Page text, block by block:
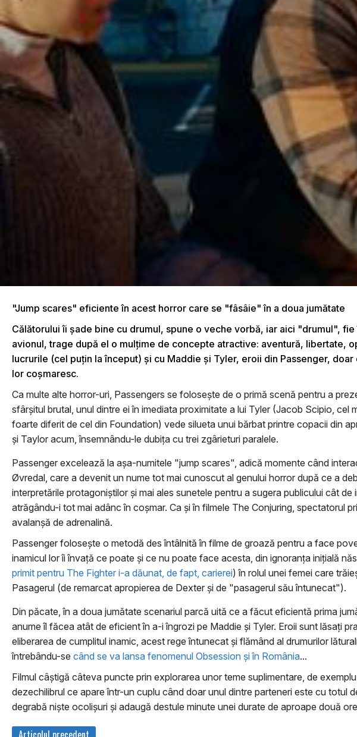
"Jump scares" eficiente în acest horror care se "fâsâie" în a doua jumătate
Călătorului îi şade bine cu drumul, spune o veche vorbă, iar aici "drumul",
avionul, trage după el o mulţime de concepte atractive: aventură, libertate,
lucrurile (cel puţin la început) şi cu Maddie şi Tyler, eroii din Passenger,
lor coşmaresc.
Ca multe alte horror-uri, Passengers se foloseşte de o primă scenă pentru a
sfârşitul brutal, unul dintre ei în imediata proximitate a lui Tyler (Jacob Scipio,
foarte diferit de cel din Foundation) vede silueta unui bărbat printre copacii din
şi Taylor acum, însemnându-le dubiţa cu trei zgârieturi paralele.
Passenger excelează la aşa-numitele "jump scares", adică momente când
Øvredal, care a devenit un nume tot mai cunoscut al genului horror după ce a
interpretările protagoniştilor şi mai ales sunetele pentru a sugera publicului cât
atrăgându-i tot mai adânc în coşmar. Ca şi în filmele The Conjuring, spectatorul
avalanşă de adrenalină.
Passenger foloseşte o metodă des întâlnită în filme de groază pentru a face
inamicul lor îi învaţă ce poate şi ce nu poate face acesta, din ignoranţa iniţială
primit pentru The Fighter i-a dăunat, de fapt, carierei) în rolul unei femei care
Pasagerul (de remarcat apropierea de Dexter şi de "pasagerul său întunecat").
Din păcate, în a doua jumătate scenariul parcă uită ce a făcut eficientă prima
anume îl făcea atât de eficient în a-i îngrozi pe Maddie şi Tyler. Eroii sunt lăsaţi
eliberarea de cumplitul inamic, acest rege întunecat şi flămând al drumurilor
întrebându-se când se va lansa fenomenul Obsession şi în România...
Filmul câştigă câteva puncte prin explorarea unor teme suplimentare, de
dezechilibrul ce apare într-un cuplu când doar unul dintre parteneri este cu totul
degrabă nişte ocolişuri şi adaugă destule minute unei durate de aproape două